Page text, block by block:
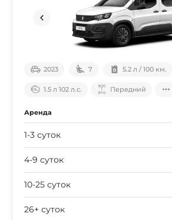
2023 7 5.2 л / 100 км.
1.5 л 102 л.с. Передний
Аренда
1-3 суток
4-9 суток
10-25 суток
26+ суток